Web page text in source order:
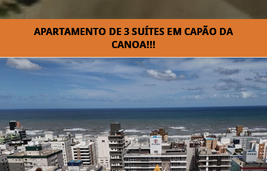
APARTAMENTO DE 3 SUÍTES EM CAPÃO DA
CANOA!!!